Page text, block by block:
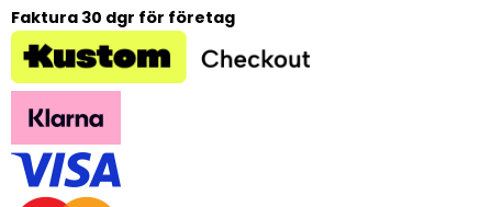
Faktura 30 dgr för företag